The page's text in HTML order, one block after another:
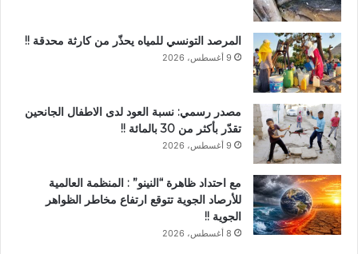
المرصد التونسي للمياه يحذّر من كارثة محدقة !!
9 أغسطس، 2026
مصدر رسمي: نسبة العود لدى الاطفال الجانحين
تقدّر بأكثر من 30 بالمائة !!
9 أغسطس، 2026
مع احتداد ظاهرة “النينو” : المنظمة العالمية
للأرصاد الجوية تتوقع ارتفاع مخاطر الظواهر
الجوية !!
8 أغسطس، 2026